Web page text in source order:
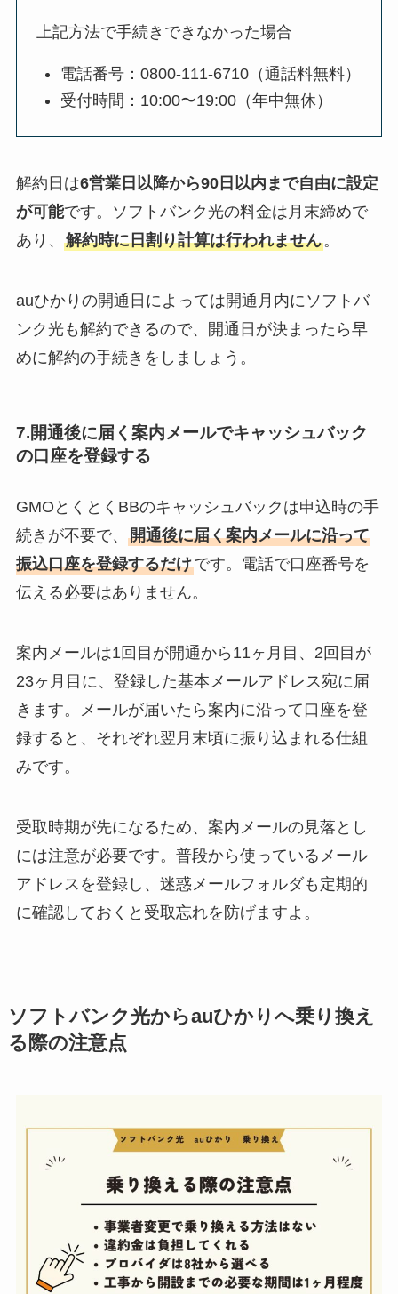
上記方法で手続きできなかった場合
電話番号：0800-111-6710（通話料無料）
受付時間：10:00〜19:00（年中無休）
解約日は6営業日以降から90日以内まで自由に設定
が可能です。ソフトバンク光の料金は月末締めで
あり、 解約時に日割り計算は行われません。
auひかりの開通日によっては開通月内にソフトバ
ンク光も解約できるので、開通日が決まったら早
めに解約の手続きをしましょう。
7.開通後に届く案内メールでキャッシュバック
の口座を登録する
GMOとくとくBBのキャッシュバックは申込時の手
続きが不要で、 開通後に届く案内メールに沿って
振込口座を登録するだけです。電話で口座番号を
伝える必要はありません。
案内メールは1回目が開通から11ヶ月目、2回目が
23ヶ月目に、登録した基本メールアドレス宛に届
きます。メールが届いたら案内に沿って口座を登
録すると、それぞれ翌月末頃に振り込まれる仕組
みです。
受取時期が先になるため、案内メールの見落とし
には注意が必要です。普段から使っているメール
アドレスを登録し、迷惑メールフォルダも定期的
に確認しておくと受取忘れを防げますよ。
ソフトバンク光からauひかりへ乗り換え
る際の注意点